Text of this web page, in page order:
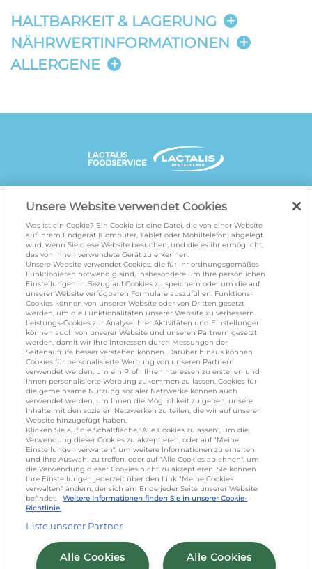
HALTBARKEIT & LAGERUNG
NÄHRWERTINFORMATIONEN
ALLERGENE
UNSERE MARKENSEITEN
galbani.de/leerdammer.de/president.de
salakis.de/frankenland.com/
omiramilch.de/minusl.de
KONTAKT
foodservice.info@de.lactalis.com
Lactalis Deutschland GmbH - Tel: +49 (0)751
887 366 /lactalis.de
Omira Bodenseemilch GmbH - Tel: +49
(0)751 887 366 /omira.de
Cookie Richtlinie Sitemap/Datenschutz
Unsere Website verwendet Cookies
Was ist ein Cookie? Ein Cookie ist eine Datei, die von einer Website
auf Ihrem Endgerät (Computer, Tablet oder Mobiltelefon) abgelegt
wird, wenn Sie diese Website besuchen, und die es ihr ermöglicht,
das von Ihnen verwendete Gerät zu erkennen.
Unsere Website verwendet Cookies, die für ihr ordnungsgemäßes
Funktionieren notwendig sind, insbesondere um Ihre persönlichen
Einstellungen in Bezug auf Cookies zu speichern oder um die auf
unserer Website verfügbaren Formulare auszufüllen. Funktions-
Cookies können von unserer Website oder von Dritten gesetzt
werden, um die Funktionalitäten unserer Website zu verbessern.
Leistungs-Cookies zur Analyse Ihrer Aktivitäten und Einstellungen
können auch von unserer Website und unseren Partnern gesetzt
werden, damit wir Ihre Interessen durch Messungen der
Seitenaufrufe besser verstehen können. Darüber hinaus können
Cookies für personalisierte Werbung von unseren Partnern
verwendet werden, um ein Profil Ihrer Interessen zu erstellen und
Ihnen personalisierte Werbung zukommen zu lassen. Cookies für
die gemeinsame Nutzung sozialer Netzwerke können auch
verwendet werden, um Ihnen die Möglichkeit zu geben, unsere
Inhalte mit den sozialen Netzwerken zu teilen, die wir auf unserer
Website hinzugefügt haben.
Klicken Sie auf die Schaltfläche "Alle Cookies zulassen", um die
Verwendung dieser Cookies zu akzeptieren, oder auf "Meine
Einstellungen verwalten", um weitere Informationen zu erhalten
und Ihre Auswahl zu treffen, oder auf "Alle Cookies ablehnen", um
die Verwendung dieser Cookies nicht zu akzeptieren. Sie können
Ihre Einstellungen jederzeit über den Link "Meine Cookies
verwalten" ändern, der sich am Ende jeder Seite unserer Website
befindet.
Weitere Informationen finden Sie in unserer Cookie-
Richtlinie.
Liste unserer Partner
Alle Cookies
Alle Cookies